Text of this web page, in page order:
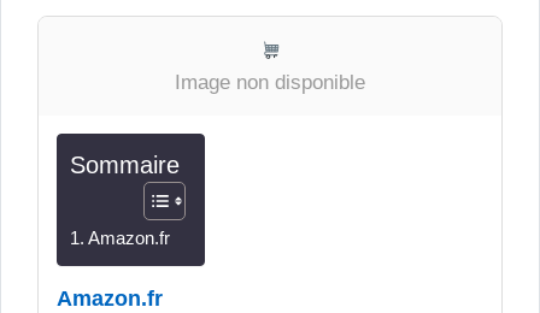
Image non disponible
Sommaire
Amazon.fr
Amazon.fr